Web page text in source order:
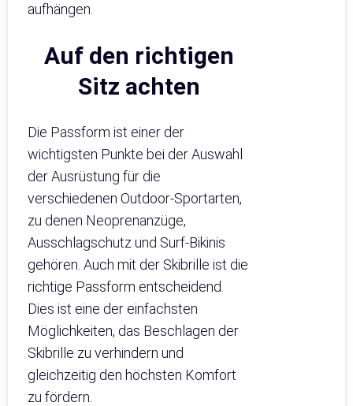
aufhängen.
Auf den richtigen
Sitz achten
Die Passform ist einer der
wichtigsten Punkte bei der Auswahl
der Ausrüstung für die
verschiedenen Outdoor-Sportarten,
zu denen Neoprenanzüge,
Ausschlagschutz und Surf-Bikinis
gehören. Auch mit der Skibrille ist die
richtige Passform entscheidend.
Dies ist eine der einfachsten
Möglichkeiten, das Beschlagen der
Skibrille zu verhindern und
gleichzeitig den höchsten Komfort
zu fördern.